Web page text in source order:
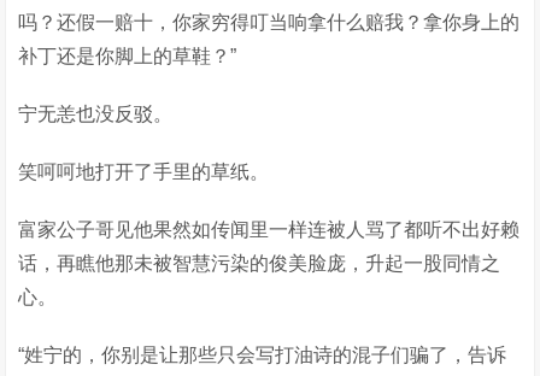
吗？还假一赔十，你家穷得叮当响拿什么赔我？拿你身上的
补丁还是你脚上的草鞋？”
宁无恙也没反驳。
笑呵呵地打开了手里的草纸。
富家公子哥见他果然如传闻里一样连被人骂了都听不出好赖
话，再瞧他那未被智慧污染的俊美脸庞，升起一股同情之
心。
“姓宁的，你别是让那些只会写打油诗的混子们骗了，告诉